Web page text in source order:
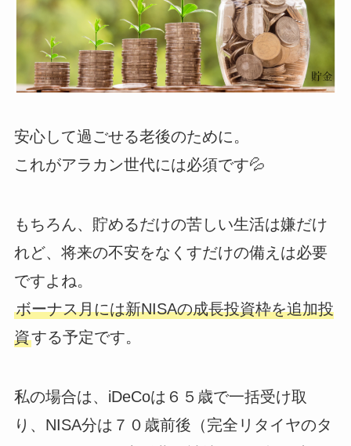
安心して過ごせる老後のために。
これがアラカン世代には必須です💦
もちろん、貯めるだけの苦しい生活は嫌だけ
れど、将来の不安をなくすだけの備えは必要
ですよね。
ボーナス月には新NISAの成長投資枠を追加投
資する予定です。
私の場合は、iDeCoは６５歳で一括受け取
り、NISA分は７０歳前後（完全リタイヤのタ